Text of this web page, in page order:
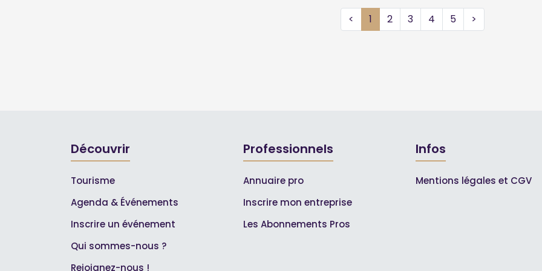
< 1 2 3 4 5 >
Découvrir
Tourisme
Agenda & Événements
Inscrire un événement
Qui sommes-nous ?
Rejoignez-nous !
Professionnels
Annuaire pro
Inscrire mon entreprise
Les Abonnements Pros
Infos
Mentions légales et CGV